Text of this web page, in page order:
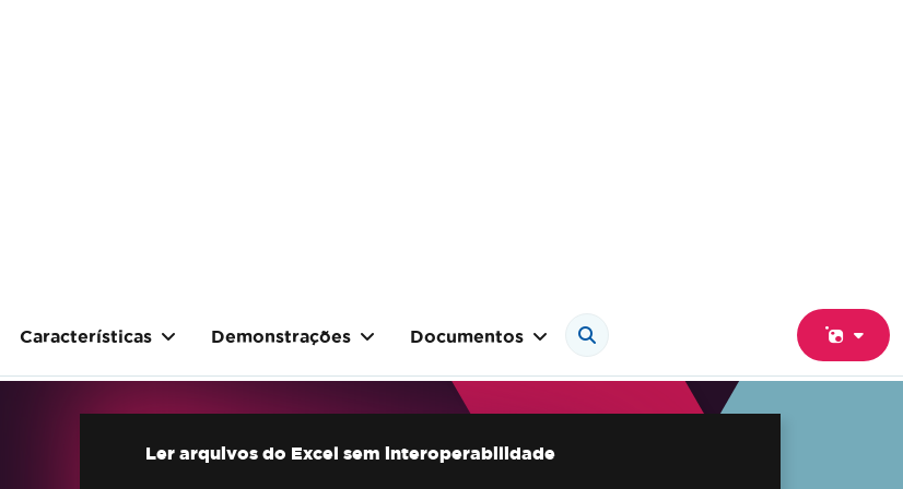
Características Demonstrações Documentos
Ler arquivos do Excel sem interoperabilidade